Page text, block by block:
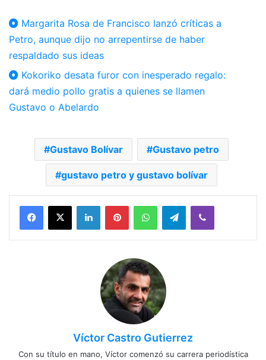
Margarita Rosa de Francisco lanzó críticas a
Petro, aunque dijo no arrepentirse de haber
respaldado sus ideas
Kokoriko desata furor con inesperado regalo:
dará medio pollo gratis a quienes se llamen
Gustavo o Abelardo
Gustavo Bolívar Gustavo petro
gustavo petro y gustavo bolívar
Facebook
X LinkedInPinterestWhatsAppTelegramViber
Víctor Castro Gutierrez
Con su título en mano, Víctor comenzó su carrera periodística